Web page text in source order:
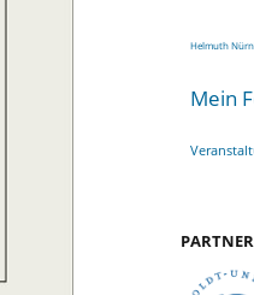
Helmuth
Mein
PARTNER